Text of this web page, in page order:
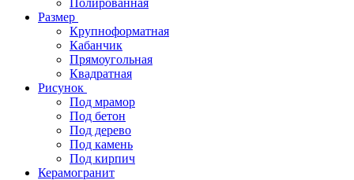
Полированная
Размер
Крупноформатная
Кабанчик
Прямоугольная
Квадратная
Рисунок
Под мрамор
Под бетон
Под дерево
Под камень
Под кирпич
Керамогранит